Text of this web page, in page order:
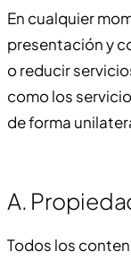
En cualquier
presentación y
o reducir
como los
de forma
A.
Todos los